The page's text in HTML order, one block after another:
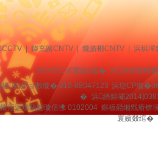
CCTV | 鍏充簬CNTV 鑱旂郴CNTV 浜烘墠
涓浗涓ぎ鐢佃鍙� 涓浗缃戠粶
鎭妇鎶ョ數璇�:010-88047123 浜琁CP璇
� 浜綉鏂嘯
傜洰璁稿彲璇佸彿 0102004 鏂板嚭缃戣瘉
寰嬪叕绾�